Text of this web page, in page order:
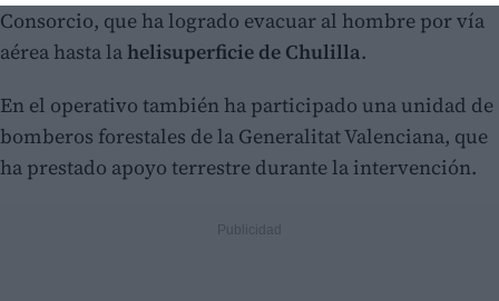
Consorcio, que ha logrado evacuar al hombre por vía
aérea hasta lahelisuperficie de Chulilla.
En el operativo también ha participado una unidad de
bomberos forestales de la Generalitat Valenciana, que
ha prestado apoyo terrestre durante la intervención.